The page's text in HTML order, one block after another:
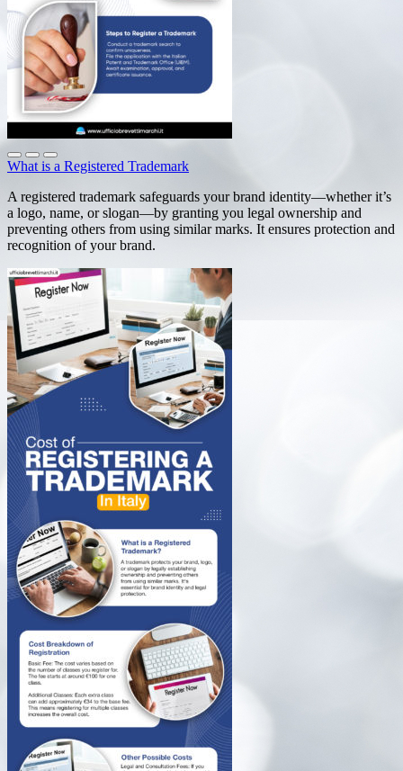
What is a Registered Trademark
A registered trademark safeguards your brand identity—whether it’s
a logo, name, or slogan—by granting you legal ownership and
preventing others from using similar marks. It ensures protection and
recognition of your brand.